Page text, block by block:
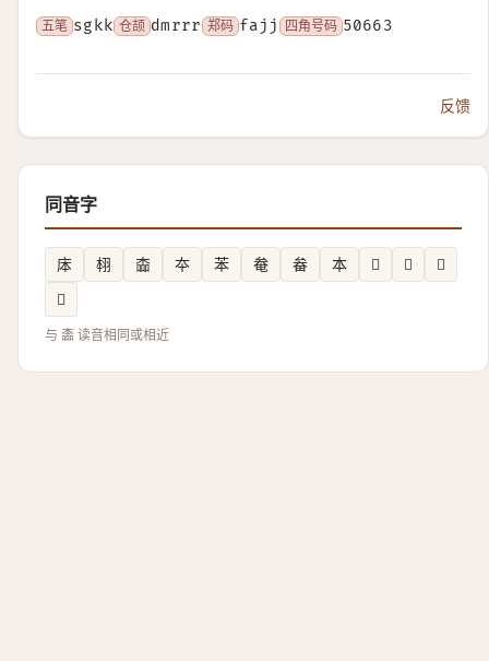
五笔 sgkk 仓颉 dmrrr 郑码 fajj 四角号码 50663
反馈
同音字
㡷 翉 楍 夲 苯 奙 畚 本 𣄏 𡊖
𩒅
𤲙
与 㮺 读音相同或相近